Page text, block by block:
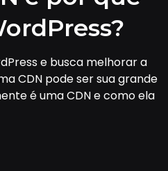
e busca melhorar a
CDN pode ser sua grande
é uma CDN e como ela